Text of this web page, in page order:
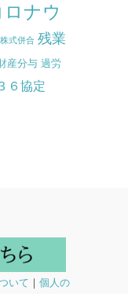
ナウ
株式併合 残業
産分与 過労
６協定
いて ｜ 個人の